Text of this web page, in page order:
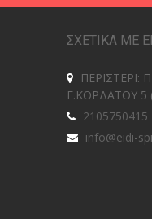
ΣΧΕΤΙΚΑ ΜΕ
ΠΕΡΙΣΤΕΡΙ:
Γ.ΚΟΡΔΑΤΟΥ 5
2105750415
info@eidi-